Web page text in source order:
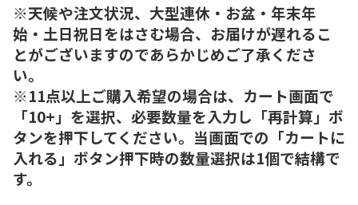
※天候や注文状況、大型連休・お盆・年末年
始・土日祝日をはさむ場合、お届けが遅れるこ
とがございますのであらかじめご了承くださ
い。
※11点以上ご購入希望の場合は、カート画面で
「10+」を選択、必要数量を入力し「再計算」ボ
タンを押下してください。当画面での「カートに
入れる」ボタン押下時の数量選択は1個で結構で
す。